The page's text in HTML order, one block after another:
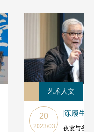
艺术人文
20
2023/03
陈履生
夜宴与夜巡